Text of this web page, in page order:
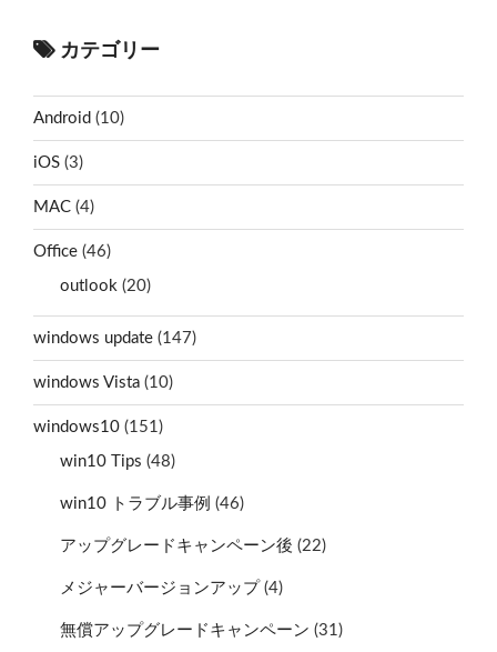
カテゴリー
Android (10)
iOS (3)
MAC (4)
Office (46)
outlook (20)
windows update (147)
windows Vista (10)
windows10 (151)
win10 Tips (48)
win10 トラブル事例 (46)
アップグレードキャンペーン後 (22)
メジャーバージョンアップ (4)
無償アップグレードキャンペーン (31)